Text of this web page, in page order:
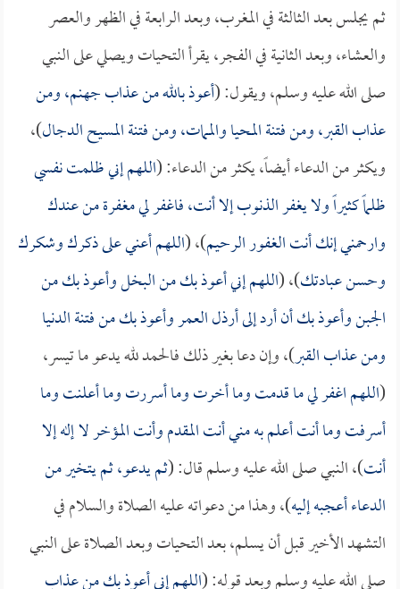
ثم يجلس بعد الثالثة في المغرب، وبعد الرابعة في الظهر والعصر
والعشاء، وبعد الثانية في الفجر، يقرأ التحيات ويصلي على النبي
صلى الله عليه وسلم، ويقول: (أعوذ بالله من عذاب جهنم، ومن
عذاب القبر، ومن فتنة المحيا والممات، ومن فتنة المسيح الدجال)،
ويكثر من الدعاء أيضاً، يكثر من الدعاء: (اللهم إني ظلمت نفسي
ظلماً كثيراً ولا يغفر الذنوب إلا أنت، فاغفر لي مغفرة من عندك
وارحمني إنك أنت الغفور الرحيم)، (اللهم أعني على ذكرك وشكرك
وحسن عبادتك)، (اللهم إني أعوذ بك من البخل وأعوذ بك من
الجبن وأعوذ بك أن أرد إلى أرذل العمر وأعوذ بك من فتنة الدنيا
ومن عذاب القبر)، وإن دعا بغير ذلك فالحمد لله يدعو ما تيسر،
(اللهم اغفر لي ما قدمت وما أخرت وما أسررت وما أعلنت وما
أسرفت وما أنت أعلم به مني أنت المقدم وأنت المؤخر لا إله إلا
أنت)، النبي صلى الله عليه وسلم قال: (ثم يدعو، ثم يتخير من
الدعاء أعجبه إليه)، وهذا من دعواته عليه الصلاة والسلام في
التشهد الأخير قبل أن يسلم، بعد التحيات وبعد الصلاة على النبي